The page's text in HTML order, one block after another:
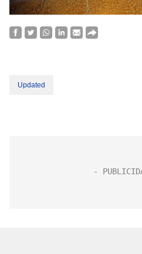
Updated